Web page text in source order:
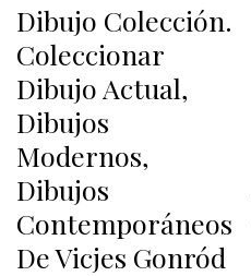
Dibujo Colección.
Coleccionar
Dibujo Actual,
Dibujos
Modernos,
Dibujos
Contemporáneos
De Vicjes Gonród